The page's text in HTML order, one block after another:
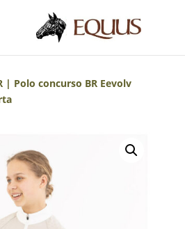
| Polo concurso BR Eevolv